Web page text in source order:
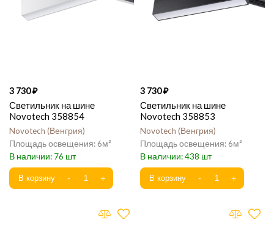
3 730
Светильник на шине
Novotech 358854
Novotech Венгрия
6
76
3 730
Светильник на шине
Novotech 358853
Novotech Венгрия
6
438